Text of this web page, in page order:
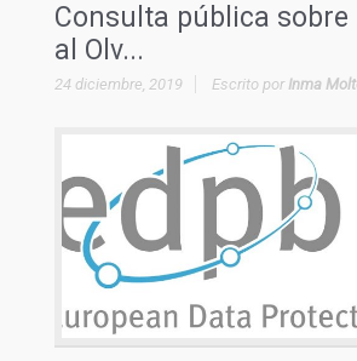
Consulta pública sobre
al Olv...
24 diciembre, 2019 Escrito por Inma